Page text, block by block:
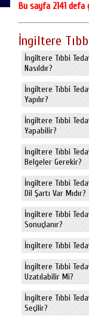
Bu sayfa 2141 defa
İngiltere
İngiltere Tıbbi
Nasıldır?
İngiltere Tıbbi
Yapılır?
İngiltere Tıbbi
Yapabilir?
İngiltere Tıbbi
Belgeler Gerekir?
İngiltere Tıbbi
Dil Şartı Var Mıdır?
İngiltere Tıbbi
Sonuçlanır?
İngiltere Tıbbi
İngiltere Tıbbi
Uzatılabilir Mi?
İngiltere Tıbbi
Seçilir?